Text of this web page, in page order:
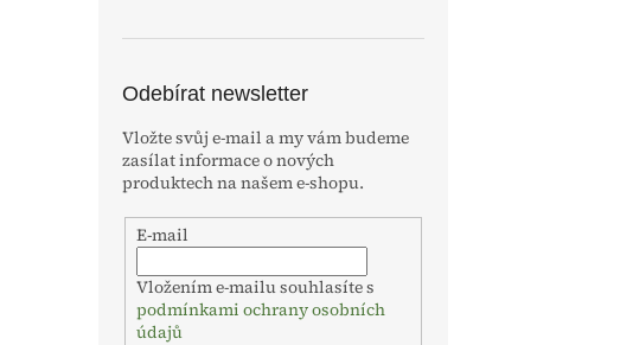
Odebírat newsletter
Vložte svůj e-mail a my vám budeme
zasílat informace o nových
produktech na našem e-shopu.
E-mail
Vložením e-mailu souhlasíte s
podmínkami ochrany osobních
údajů